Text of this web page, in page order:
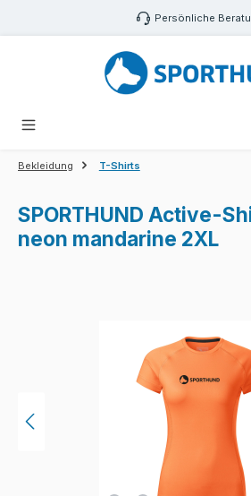
Zum Hauptinhalt springen Persönliche
Bekleidung T-Shirts
SPORTHUND Active-
neon mandarine 2XL